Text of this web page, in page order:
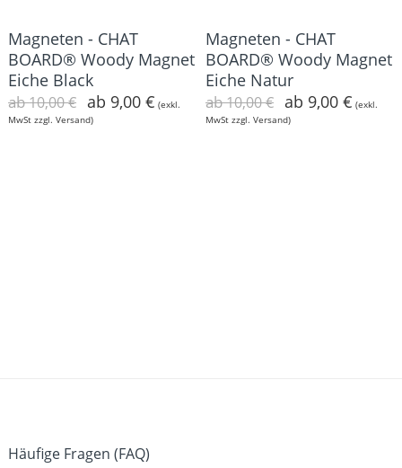
Magneten - CHAT
BOARD® Woody Magnet
Eiche Black
ab10,00€ ab 9,00€ (exkl.
MwSt zzgl. Versand)
Magneten - CHAT
BOARD® Woody Magnet
Eiche Natur
ab10,00€ ab 9,00 € (exkl.
MwSt zzgl. Versand)
Häufige Fragen (FAQ)